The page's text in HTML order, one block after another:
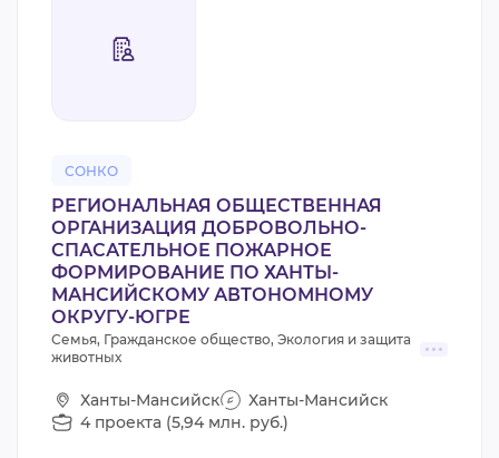
СОНКО
РЕГИОНАЛЬНАЯ ОБЩЕСТВЕННАЯ
ОРГАНИЗАЦИЯ ДОБРОВОЛЬНО-
СПАСАТЕЛЬНОЕ ПОЖАРНОЕ
ФОРМИРОВАНИЕ ПО ХАНТЫ-
МАНСИЙСКОМУ АВТОНОМНОМУ
ОКРУГУ-ЮГРЕ
Семья, Гражданское общество, Экология и защита
животных
Ханты-Мансийск
Ханты-Мансийск
4 проекта (5,94 млн. руб.)